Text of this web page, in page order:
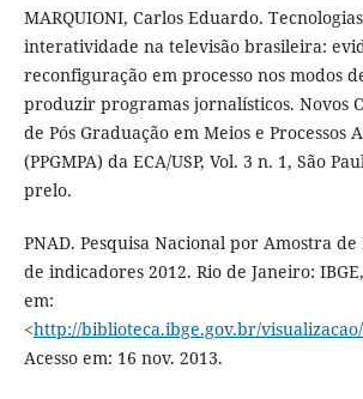
MARQUIONI, Carlos Eduardo.
interatividade na televisão brasileira:
reconfiguração em processo nos modos
produzir programas jornalísticos. Novos
de Pós Graduação em Meios e Processos
(PPGMPA) da ECA/USP, Vol. 3 n. 1, São
prelo.
PNAD. Pesquisa Nacional por Amostra de
de indicadores 2012. Rio de Janeiro:
em:
<http://biblioteca.ibge.gov.br/
Acesso em: 16 nov. 2013.